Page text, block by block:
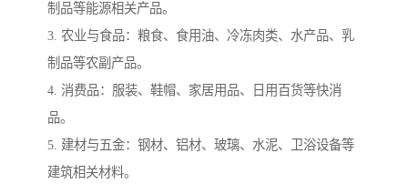
制品等能源相关产品。
3. 农业与食品：粮食、食用油、冷冻肉类、水产品、乳
制品等农副产品。
4. 消费品：服装、鞋帽、家居用品、日用百货等快消
品。
5. 建材与五金：钢材、铝材、玻璃、水泥、卫浴设备等
建筑相关材料。